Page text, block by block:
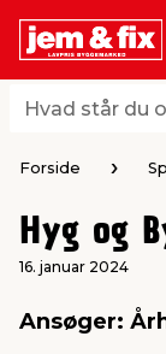
Hvad står du
Hvad står du
& vægge
vinduer
& varme
& armatur
af værktøj
Forside
Hyg og
16. januar 2024
Ansøger: